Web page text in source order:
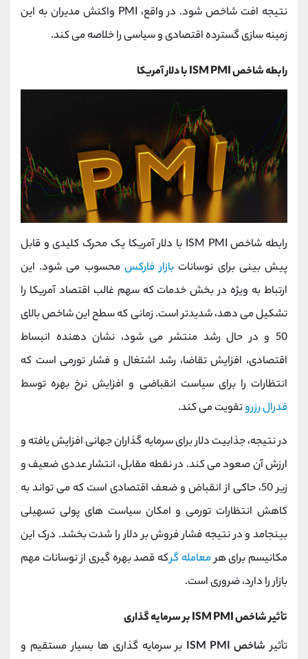
نتیجه افت شاخص شود. در واقع، PMI واکنش مدیران به این
زمینه‌ سازی گسترده اقتصادی و سیاسی را خلاصه می ‌کند.
رابطه شاخص ISM PMI با دلار آمریکا
رابطه شاخص ISM PMI با دلار آمریکا یک محرک کلیدی و قابل
پیش ‌بینی برای نوسانات بازار فارکس محسوب می‌ شود. این
ارتباط به ویژه در بخش خدمات که سهم غالب اقتصاد آمریکا را
تشکیل می ‌دهد، شدیدتر است. زمانی که سطح این شاخص بالای
50 و در حال رشد منتشر می ‌شود، نشان‌ دهنده انبساط
اقتصادی، افزایش تقاضا، رشد اشتغال و فشار تورمی است که
انتظارات را برای سیاست انقباضی و افزایش نرخ بهره توسط
فدرال رزروتقویت می ‌کند.
در نتیجه، جذابیت دلار برای سرمایه ‌گذاران جهانی افزایش یافته و
ارزش آن صعود می ‌کند. در نقطه مقابل، انتشار عددی ضعیف و
زیر 50، حاکی از انقباض و ضعف اقتصادی است که می ‌تواند به
کاهش انتظارات تورمی و امکان سیاست‌ های پولی تسهیلی
بینجامد و در نتیجه فشار فروش بر دلار را شدت بخشد. درک این
مکانیسم برای هرمعامله ‌گرکه قصد بهره‌ گیری از نوسانات مهم
بازار را دارد، ضروری است.
تأثیر شاخص ISM PMI بر سرمایه گذاری
تأثیر شاخص ISM PMI
بر سرمایه‌ گذاری ‌ها بسیار مستقیم و